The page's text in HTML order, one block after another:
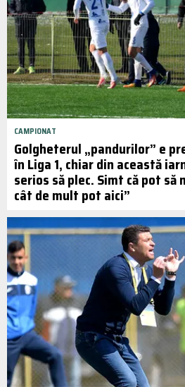
CAMPIONAT
Golgheterul „pandurilor” e
în Liga 1, chiar din această
serios să plec. Simt că pot să
cât de mult pot aici”